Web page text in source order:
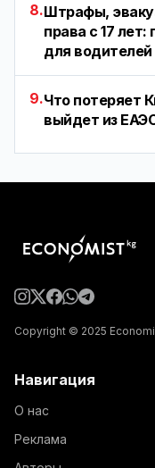
8.Штрафы,
права с 17
для водителей
9.Что потеряет
выйдет из
Copyright © 2025
Навигация
О нас
Реклама